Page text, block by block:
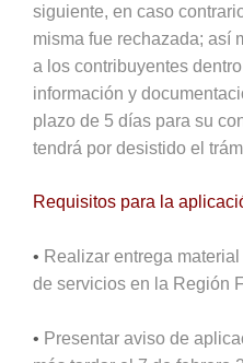
siguiente, en caso
misma fue rechazada; así
a los contribuyentes
información y
plazo de 5 días para su
tendrá por desistido el
Requisitos para la
• Realizar entrega
de servicios en la Región
• Presentar aviso de